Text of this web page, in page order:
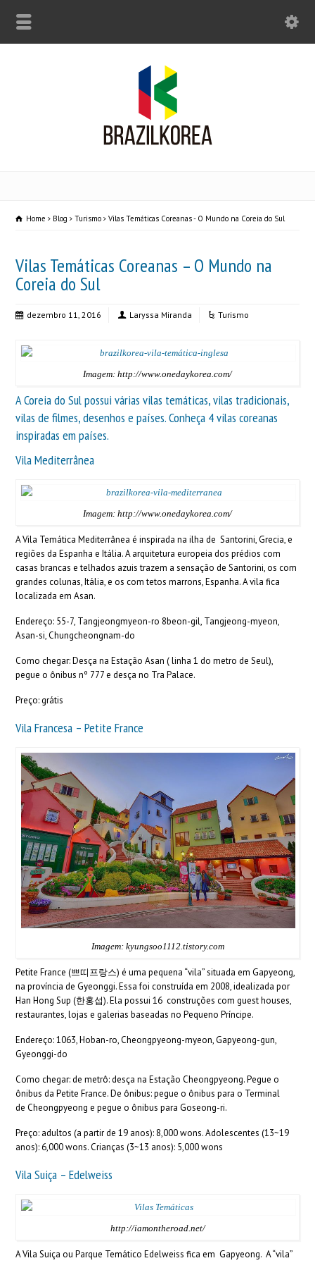
Home Blog Turismo Vilas Temáticas Coreanas - O Mundo na Coreia do Sul
Vilas Temáticas Coreanas – O Mundo na
Coreia do Sul
dezembro 11, 2016 Laryssa Miranda Turismo
Imagem: http://www.onedaykorea.com/
A Coreia do Sul possui várias vilas temáticas, vilas tradicionais,
vilas de filmes, desenhos e países. Conheça 4 vilas coreanas
inspiradas em países.
Vila Mediterrânea
Imagem: http://www.onedaykorea.com/
A Vila Temática Mediterrânea é inspirada na ilha de Santorini, Grecia, e
regiões da Espanha e Itália. A arquitetura europeia dos prédios com
casas brancas e telhados azuis trazem a sensação de Santorini, os com
grandes colunas, Itália, e os com tetos marrons, Espanha. A vila fica
localizada em Asan.
Endereço: 55-7, Tangjeongmyeon-ro 8beon-gil, Tangjeong-myeon,
Asan-si, Chungcheongnam-do
Como chegar: Desça na Estação Asan ( linha 1 do metro de Seul),
pegue o ônibus nº 777 e desça no Tra Palace.
Preço: grátis
Vila Francesa – Petite France
Imagem: kyungsoo1112.tistory.com
Petite France (쁘띠프랑스) é uma pequena “vila” situada em Gapyeong,
na província de Gyeonggi. Essa foi construída em 2008, idealizada por
Han Hong Sup (한홍섭). Ela possui 16 construções com guest houses,
restaurantes, lojas e galerias baseadas no Pequeno Príncipe.
Endereço: 1063, Hoban-ro, Cheongpyeong-myeon, Gapyeong-gun,
Gyeonggi-do
Como chegar: de metrô: desça na Estação Cheongpyeong. Pegue o
ônibus da Petite France. De ônibus: pegue o ônibus para o Terminal
de Cheongpyeong e pegue o ônibus para Goseong-ri.
Preço: adultos (a partir de 19 anos): 8,000 wons. Adolescentes (13~19
anos): 6,000 wons. Crianças (3~13 anos): 5,000 wons
Vila Suiça – Edelweiss
http://iamontheroad.net/
A Vila Suiça ou Parque Temático Edelweiss fica em Gapyeong. A “vila”